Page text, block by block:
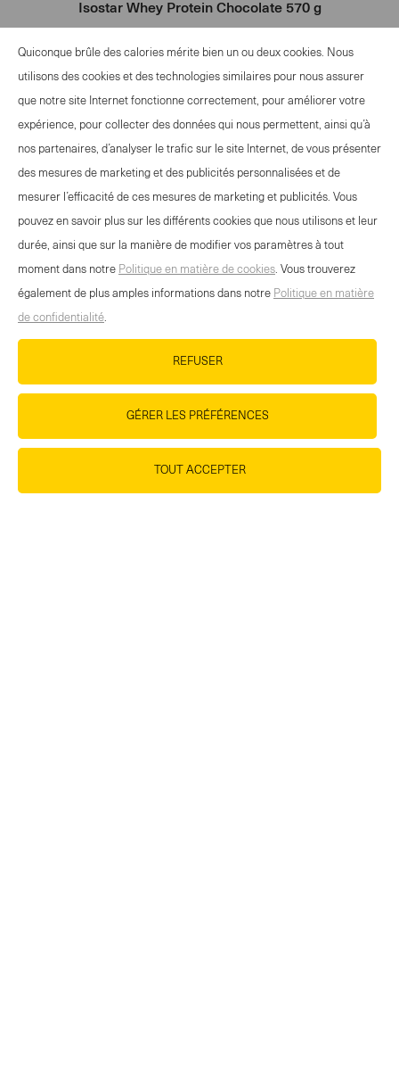
Isostar Whey Protein Chocolate 570 g
- +
Select
quantity
between
1
100
Quiconque brûle des calories mérite bien un ou deux cookies. Nous
utilisons des cookies et des technologies similaires pour nous assurer
que notre site Internet fonctionne correctement, pour améliorer votre
expérience, pour collecter des données qui nous permettent, ainsi qu’à
nos partenaires, d’analyser le trafic sur le site Internet, de vous présenter
des mesures de marketing et des publicités personnalisées et de
mesurer l’efficacité de ces mesures de marketing et publicités. Vous
pouvez en savoir plus sur les différents cookies que nous utilisons et leur
durée, ainsi que sur la manière de modifier vos paramètres à tout
moment dans notre Politique en matière de cookies. Vous trouverez
également de plus amples informations dans notre Politique en matière
de confidentialité.
REFUSER
GÉRER LES PRÉFÉRENCES
TOUT ACCEPTER